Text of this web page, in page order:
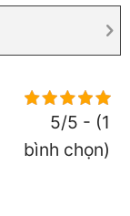
5/5 - (1
bình chọn)